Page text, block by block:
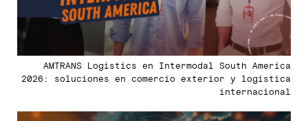
AMTRANS Logistics en Intermodal South America
2026: soluciones en comercio exterior y logística
internacional